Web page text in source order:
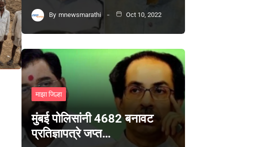
By mnewsmarathi Oct 10, 2022
माझा जिल्हा
मुंबई पोलिसांनी 4682 बनावट
प्रतिज्ञापत्रे जप्त…